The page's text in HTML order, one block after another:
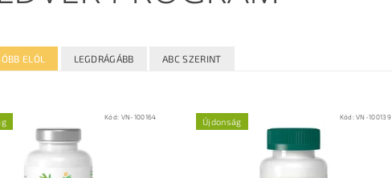
ELÖL LEGDRÁGÁBB ABC SZERINT
Kód: VN-100164 Újdonság Kód:VN-100139